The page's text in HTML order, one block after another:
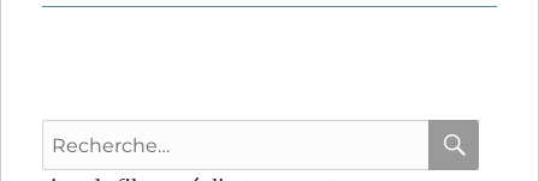
Recherche
pour